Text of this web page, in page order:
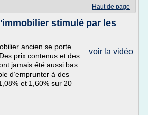
Haut de page
stimulé par les
voir la vidéo
ancien se porte
prix contenus et des
jamais été aussi bas.
d’emprunter à des
et 1,60% sur 20